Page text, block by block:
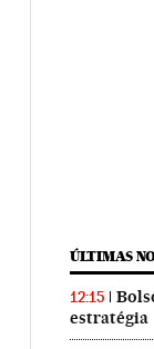
ÚLTIMAS
12:15
estratégia